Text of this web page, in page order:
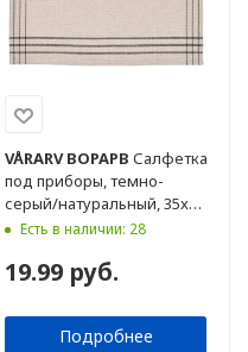
VÅRARV ВОРАРВ Салфетка
под приборы, темно-
серый/натуральный, 35x45
смЕсть в наличии: 28
19.99 руб.
Подробнее